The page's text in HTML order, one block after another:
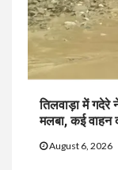
तिलवाड़ा में गदेरे
मलबा, कई वाहन
August 6, 2026